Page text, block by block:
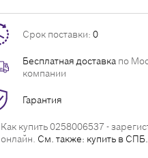
Срок поставки: 0
Бесплатная доставка по
компании
Гарантия
Как купить 0258006537 -
онлайн. См. также: купить в СПБ.